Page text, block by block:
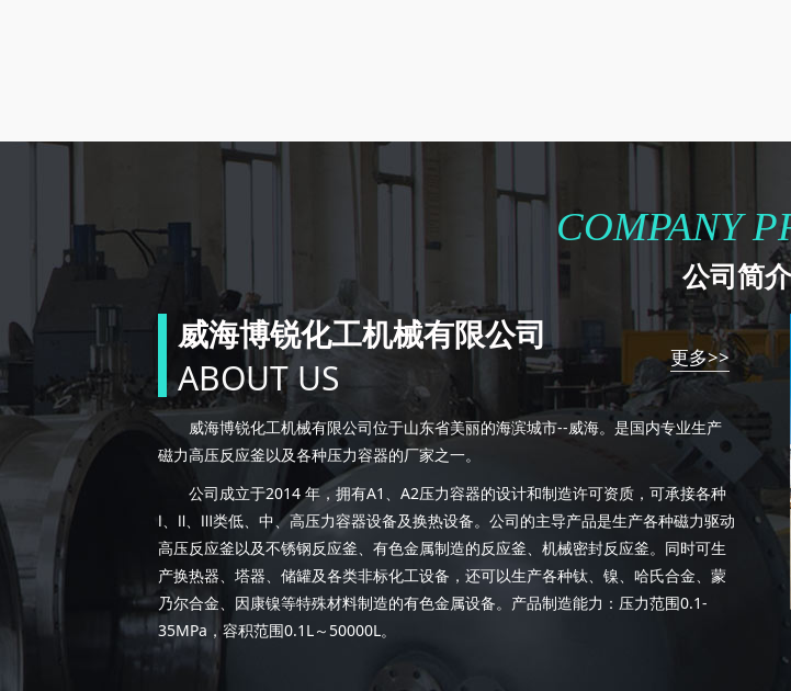
COMPANY
公司简介
威海博锐化工机械有限公司
ABOUT US 更多>>
威海博锐化工机械有限公司位于山东省美丽的海滨城市--威海。是国内专业生产
磁力高压反应釜以及各种压力容器的厂家之一。
公司成立于2014 年，拥有A1、A2压力容器的设计和制造许可资质，可承接各种
Ⅰ、Ⅱ、Ⅲ类低、中、高压力容器设备及换热设备。公司的主导产品是生产各种磁力驱动
高压反应釜以及不锈钢反应釜、有色金属制造的反应釜、机械密封反应釜。同时可生
产换热器、塔器、储罐及各类非标化工设备，还可以生产各种钛、镍、哈氏合金、蒙
乃尔合金、因康镍等特殊材料制造的有色金属设备。产品制造能力：压力范围0.1-
35MPa，容积范围0.1L～50000L。